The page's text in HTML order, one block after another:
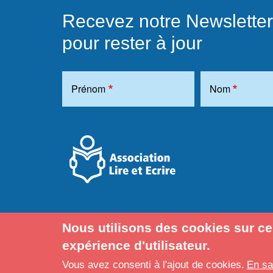
Nous utilisons des cookies sur
expérience d'utilisateur.
Vous avez consenti à l'ajout de cookies. En
Recevez notre Newsletter
pour rester à jour
Nom
Prénom